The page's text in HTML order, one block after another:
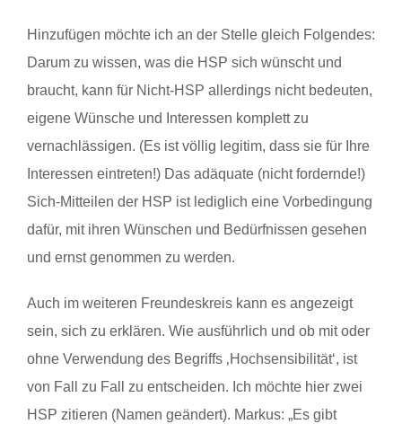
Hinzufügen möchte ich an der Stelle gleich Folgendes:
Darum zu wissen, was die HSP sich wünscht und
braucht, kann für Nicht-HSP allerdings nicht bedeuten,
eigene Wünsche und Interessen komplett zu
vernachlässigen. (Es ist völlig legitim, dass sie für Ihre
Interessen eintreten!) Das adäquate (nicht fordernde!)
Sich-Mitteilen der HSP ist lediglich eine Vorbedingung
dafür, mit ihren Wünschen und Bedürfnissen gesehen
und ernst genommen zu werden.
Auch im weiteren Freundeskreis kann es angezeigt
sein, sich zu erklären. Wie ausführlich und ob mit oder
ohne Verwendung des Begriffs ‚Hochsensibilität‘, ist
von Fall zu Fall zu entscheiden. Ich möchte hier zwei
HSP zitieren (Namen geändert). Markus: „Es gibt